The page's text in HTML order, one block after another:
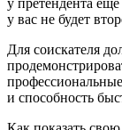
у претендента
у вас не будет
Для соискателя
и способность